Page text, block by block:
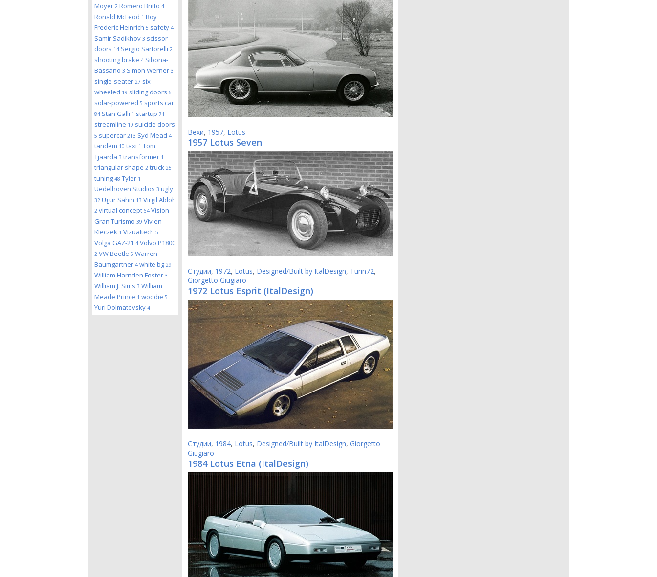
Moyer 2 Romero Britto 4
Ronald McLeod 1 Roy
Frederic Heinrich 5 safety 4
Samir Sadikhov 3 scissor
doors 14 Sergio Sartorelli 2
shooting brake 4 Sibona-
Bassano 3 Simon Werner 3
single-seater 27 six-
wheeled 19 sliding doors 6
solar-powered 5 sports car
84 Stan Galli 1 startup 71
streamline 19 suicide doors
5 supercar 213 Syd Mead 4
tandem 10 taxi 1 Tom
Tjaarda 3 transformer 1
triangular shape 2 truck 25
tuning 48 Tyler 1
Uedelhoven Studios 3 ugly
32 Ugur Sahin 13 Virgil Abloh
2 virtual concept 64 Vision
Gran Turismo 39 Vivien
Kleczek 1 Vizualtech 5
Volga GAZ-21 4 Volvo P1800
2 VW Beetle 6 Warren
Baumgartner 4 white bg 29
William Harnden Foster 3
William J. Sims 3 William
Meade Prince 1 woodie 5
Yuri Dolmatovsky 4
Вехи, 1957, Lotus
1957 Lotus Seven
Студии, 1972, Lotus, Designed/Built by ItalDesign, Turin72,
Giorgetto Giugiaro
1972 Lotus Esprit (ItalDesign)
Студии, 1984, Lotus, Designed/Built by ItalDesign, Giorgetto
Giugiaro
1984 Lotus Etna (ItalDesign)